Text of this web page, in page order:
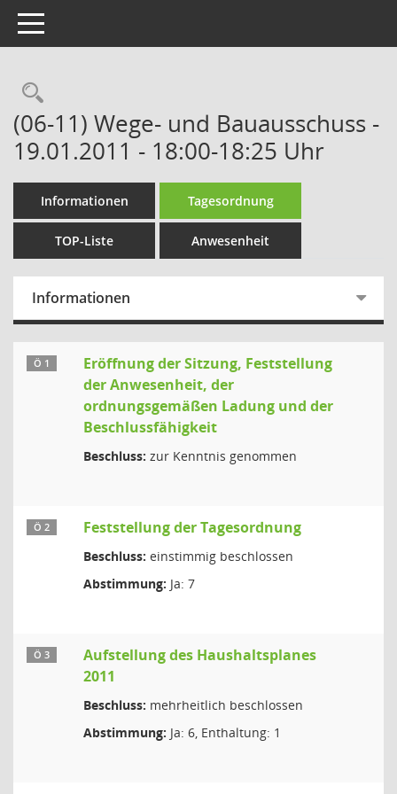
Toggle navigation
Rechercheauswahl
(06-11) Wege- und Bauausschuss -
19.01.2011 - 18:00-18:25 Uhr
Informationen Tagesordnung
TOP-Liste Anwesenheit
Informationen
Ö 1
Eröffnung der Sitzung, Feststellung
der Anwesenheit, der
ordnungsgemäßen Ladung und der
Beschlussfähigkeit
Beschluss: zur Kenntnis genommen
Ö 2 Feststellung der Tagesordnung
Beschluss: einstimmig beschlossen
Abstimmung: Ja: 7
Ö 3
Aufstellung des Haushaltsplanes
2011
Beschluss: mehrheitlich beschlossen
Abstimmung: Ja: 6, Enthaltung: 1